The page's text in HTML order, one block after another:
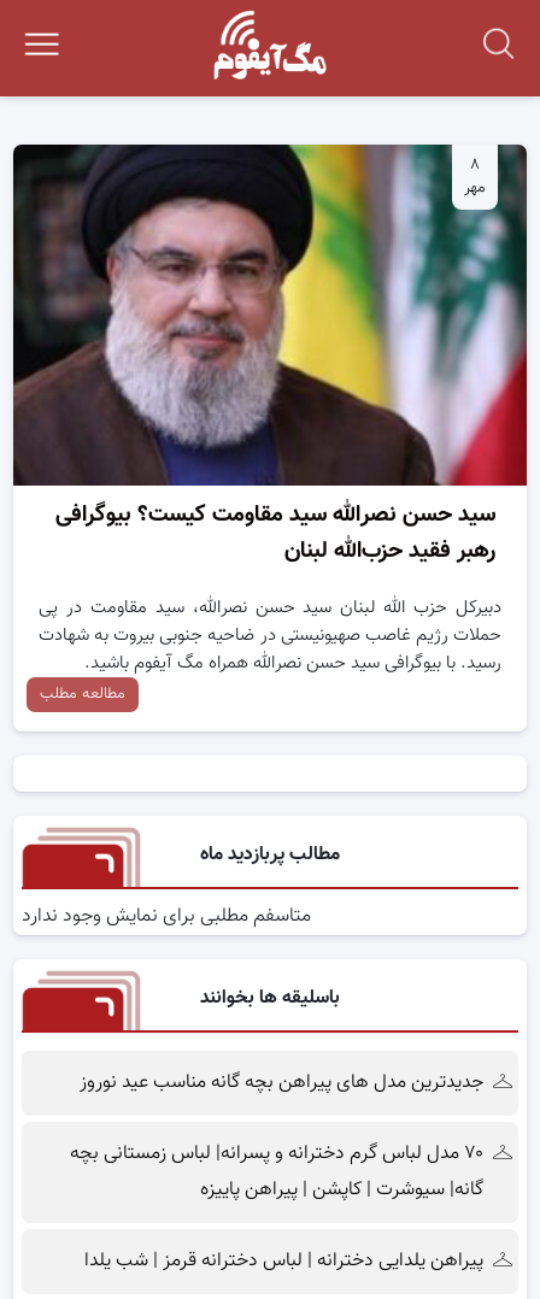
۸
مهر
سید حسن نصرالله سید مقاومت کیست؟ بیوگرافی
رهبر فقید حزب‌الله لبنان
دبیرکل حزب الله لبنان سید حسن نصرالله، سید مقاومت در پی
حملات رژیم غاصب صهیونیستی در ضاحیه جنوبی بیروت به شهادت
رسید. با بیوگرافی سید حسن نصرالله همراه مگ آیفوم باشید.
مطالعه مطلب
مطالب پربازدید ماه
متاسفم مطلبی برای نمایش وجود ندارد
باسلیقه ها بخوانند
جدیدترین مدل های پیراهن بچه گانه مناسب عید نوروز
۷۰ مدل لباس گرم دخترانه و پسرانه| لباس زمستانی بچه
گانه| سیوشرت | کاپشن | پیراهن پاییزه
پیراهن یلدایی دخترانه | لباس دخترانه قرمز | شب یلدا